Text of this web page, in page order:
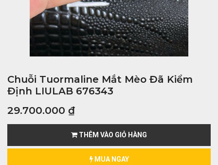
Chuỗi Tuormaline Mắt Mèo Đã Kiểm
Định LIULAB 676343
29.700.000 ₫
THÊM VÀO GIỎ HÀNG
MUA NGAY